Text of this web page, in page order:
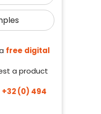
free digital
a product
+32 (0) 494